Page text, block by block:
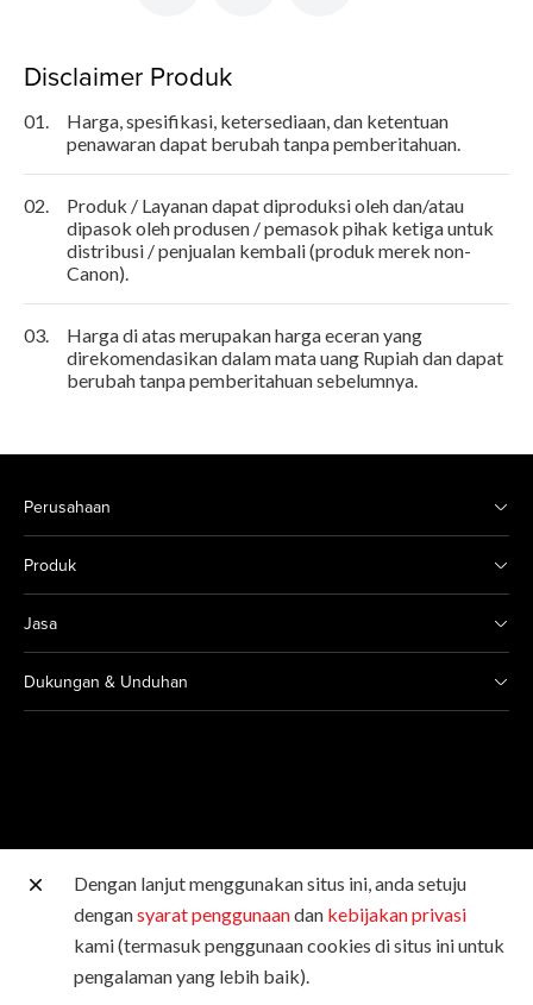
Disclaimer Produk
01.
Harga, spesifikasi, ketersediaan, dan ketentuan
penawaran dapat berubah tanpa pemberitahuan.
02.
Produk / Layanan dapat diproduksi oleh dan/atau
dipasok oleh produsen / pemasok pihak ketiga untuk
distribusi / penjualan kembali (produk merek non-
Canon).
03.
Harga di atas merupakan harga eceran yang
direkomendasikan dalam mata uang Rupiah dan dapat
berubah tanpa pemberitahuan sebelumnya.
Perusahaan
Produk
Jasa
Dukungan & Unduhan
Situs Canon lainnya
Hak Cipta © 2026 Canon Singapore Pte. Ltd. Hak Cipta
Dilindungi
Dengan lanjut menggunakan situs ini, anda setuju
dengansyarat penggunaandan kebijakan privasi
kami (termasuk penggunaan cookies di situs ini untuk
pengalaman yang lebih baik).